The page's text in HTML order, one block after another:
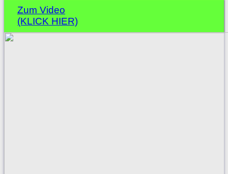
Zum Video
(KLICK HIER)